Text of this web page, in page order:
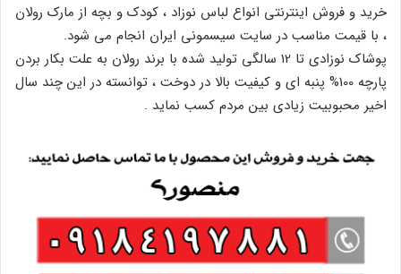
خرید و فروش اینترنتی انواع لباس نوزاد ، کودک و بچه از مارک رولان
، با قیمت مناسب در سایت سیسمونی ایران انجام می شود.
پوشاک نوزادی تا 12 سالگی تولید شده با برند رولان به علت بکار بردن
پارچه 100% پنبه ای و کیفیت بالا در دوخت ، توانسته در این چند سال
اخیر محبوبیت زیادی بین مردم کسب نماید .